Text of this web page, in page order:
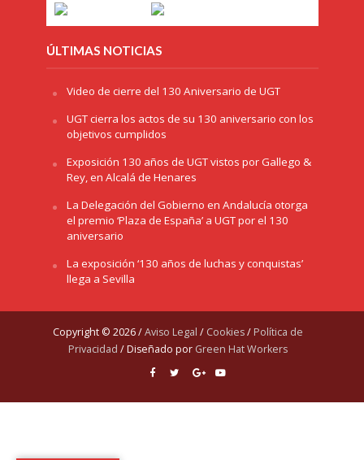
ÚLTIMAS NOTICIAS
Video de cierre del 130 Aniversario de UGT
UGT cierra los actos de su 130 aniversario con los
objetivos cumplidos
Exposición 130 años de UGT vistos por Gallego &
Rey, en Alcalá de Henares
La Delegación del Gobierno en Andalucía otorga
el premio ‘Plaza de España’ a UGT por el 130
aniversario
La exposición ‘130 años de luchas y conquistas’
llega a Sevilla
Copyright © 2026 /Aviso Legal / Cookies/ Política de
Privacidad / Diseñado por Green Hat Workers